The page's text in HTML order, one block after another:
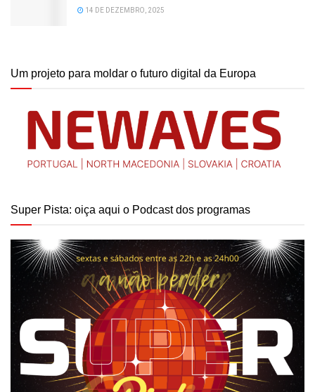
14 DE DEZEMBRO, 2025
Um projeto para moldar o futuro digital da Europa
Super Pista: oiça aqui o Podcast dos programas